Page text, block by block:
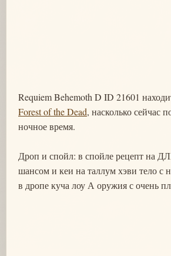
Requiem Behemoth D ID 21601
Forest of the Dead, насколько сейчас
ночное время.
Дроп и спойл: в спойле рецепт на
шансом и кеи на таллум хэви тело с
в дропе куча лоу А оружия с очень